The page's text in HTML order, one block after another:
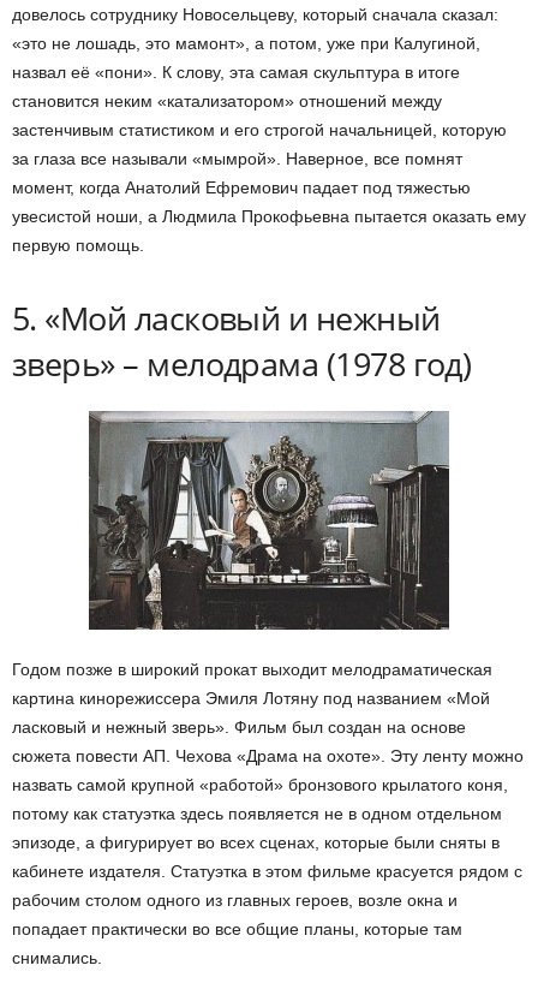
довелось сотруднику Новосельцеву, который сначала сказал:
«это не лошадь, это мамонт», а потом, уже при Калугиной,
назвал её «пони». К слову, эта самая скульптура в итоге
становится неким «катализатором» отношений между
застенчивым статистиком и его строгой начальницей, которую
за глаза все называли «мымрой». Наверное, все помнят
момент, когда Анатолий Ефремович падает под тяжестью
увесистой ноши, а Людмила Прокофьевна пытается оказать ему
первую помощь.
5. «Мой ласковый и нежный
зверь» – мелодрама (1978 год)
Годом позже в широкий прокат выходит мелодраматическая
картина кинорежиссера Эмиля Лотяну под названием «Мой
ласковый и нежный зверь». Фильм был создан на основе
сюжета повести АП. Чехова «Драма на охоте». Эту ленту можно
назвать самой крупной «работой» бронзового крылатого коня,
потому как статуэтка здесь появляется не в одном отдельном
эпизоде, а фигурирует во всех сценах, которые были сняты в
кабинете издателя. Статуэтка в этом фильме красуется рядом с
рабочим столом одного из главных героев, возле окна и
попадает практически во все общие планы, которые там
снимались.